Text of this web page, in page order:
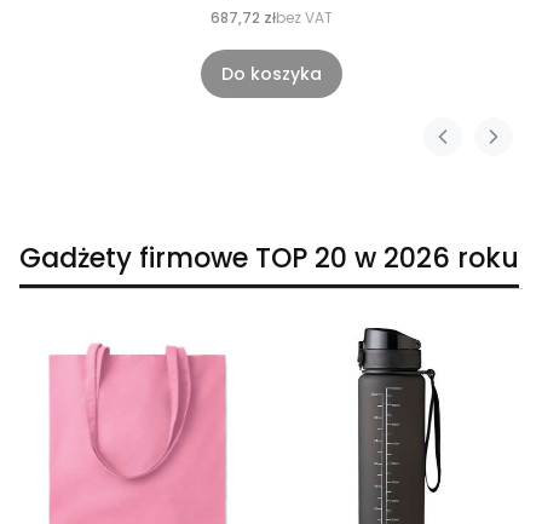
687,72 złbez VAT
Do koszyka
Gadżety firmowe TOP 20 w 2026 roku